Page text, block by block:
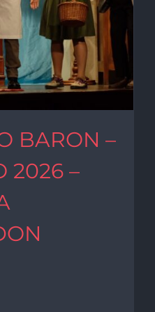
BARON –
2026 –